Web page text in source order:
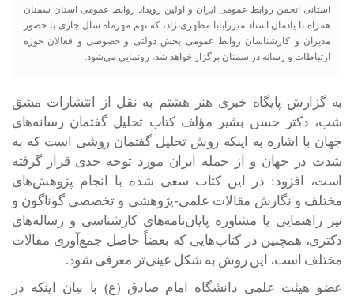
استانی انجمن روابط عمومی ایران و اولین رویداد روابط عمومی استان سمنان
همراه با یادمان استاد میرزابابا مطهری‌نژاد، که نهم مهرماه سال جاری با حضور
مدیران و کارشناسان روابط عمومی بخش دولتی و خصوصی و فعالان حوزه
ارتباطات و رسانه در سمنان برگزار خواهد شد، رونمایی می‌شود.
به گزارش پایگاه خبری هنر هشتم به نقل از انتشارات مشق
شب، دکتر حسن بشیر مؤلف کتاب تحلیل گفتمان رسانه‌های
جهان با اشاره به اینکه روش تحلیل گفتمان روشی است که به
شدت در جهان و از جمله ایران مورد توجه جدی قرار گرفته
است، افزود: در این کتاب سعی شده با انجام پژوهش‌های
مختلف و نگارش مقالات علمی-پژوهشی و تخصصی گوناگون و
نیز راهنمایی یا مشاوره پایان‌نامه‌های کارشناسی و رساله‌های
دکتری، همچنین در کتاب‌هایی که بعضاً حاصل جمع‌آوری مقالات
مختلف است، این روش به شکل عینی‌تر معرفی شود.
عضو هیئت علمی دانشگاه امام صادق (ع) با بیان اینکه در